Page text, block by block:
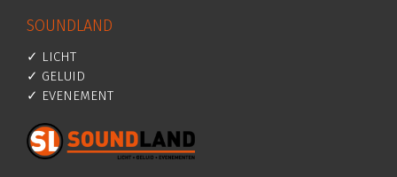
SOUNDLAND
✓ LICHT
✓ GELUID
✓ EVENEMENT